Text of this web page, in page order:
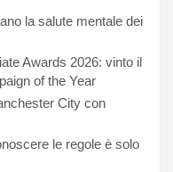
la salute mentale dei
Awards 2026: vinto il
of the Year
City con
le regole è solo